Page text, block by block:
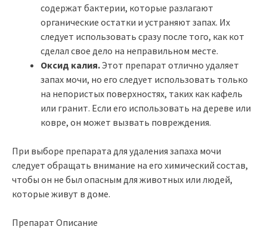
содержат бактерии, которые разлагают
органические остатки и устраняют запах. Их
следует использовать сразу после того, как кот
сделал свое дело на неправильном месте.
Оксид калия.Этот препарат отлично удаляет
запах мочи, но его следует использовать только
на непористых поверхностях, таких как кафель
или гранит. Если его использовать на дереве или
ковре, он может вызвать повреждения.
При выборе препарата для удаления запаха мочи
следует обращать внимание на его химический состав,
чтобы он не был опасным для животных или людей,
которые живут в доме.
Препарат Описание